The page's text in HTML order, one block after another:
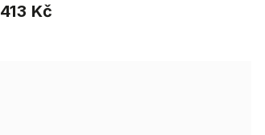
413 Kč